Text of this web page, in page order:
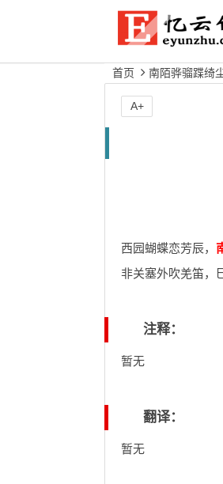
首页 南陌骅骝蹀绮
西园蝴蝶恋芳辰，
非关塞外吹羌笛，
注释：
暂无
翻译：
暂无
A+